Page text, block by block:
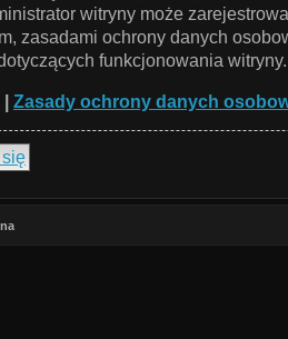
witryny może
zasadami ochrony danych
funkcjonowania witryny.
Zasady ochrony danych